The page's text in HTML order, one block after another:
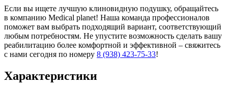
Если вы ищете лучшую клиновидную подушку, обращайтесь
в компанию Medical planet! Наша команда профессионалов
поможет вам выбрать подходящий вариант, соответствующий
любым потребностям. Не упустите возможность сделать вашу
реабилитацию более комфортной и эффективной – свяжитесь
с нами сегодня по номеру 8 (938) 423-75-33!
Характеристики